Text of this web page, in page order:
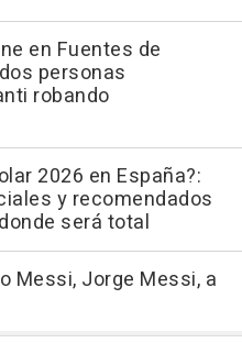
en Fuentes de
personas
robando
2026 en España?:
y recomendados
será total
Messi, Jorge Messi, a